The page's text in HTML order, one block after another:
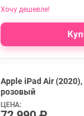
Хочу дешевле!
Apple iPad Air (2020),
розовый
ЦЕНА: